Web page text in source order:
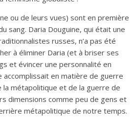
ou de leurs vues) sont en première
sang. Daria Douguine, qui était une
russes, n’a pas été
à éliminer Daria (et à briser ses
et évincer une personnalité en
accomplissait en matière de guerre
la métapolitique et de la guerre de
dimensions comme peu de gens et
métapolitique de notre temps.